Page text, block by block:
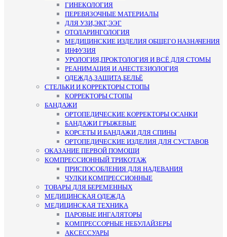
ГИНЕКОЛОГИЯ
ПЕРЕВЯЗОЧНЫЕ МАТЕРИАЛЫ
ДЛЯ УЗИ,ЭКГ,ЭЭГ
ОТОЛАРИНГОЛОГИЯ
МЕДИЦИНСКИЕ ИЗДЕЛИЯ ОБЩЕГО НАЗНАЧЕНИЯ
ИНФУЗИЯ
УРОЛОГИЯ,ПРОКТОЛОГИЯ И ВСЁ ДЛЯ СТОМЫ
РЕАНИМАЦИЯ И АНЕСТЕЗИОЛОГИЯ
ОДЕЖДА,ЗАЩИТА,БЕЛЬЁ
СТЕЛЬКИ И КОРРЕКТОРЫ СТОПЫ
КОРРЕКТОРЫ СТОПЫ
БАНДАЖИ
ОРТОПЕДИЧЕСКИЕ КОРРЕКТОРЫ ОСАНКИ
БАНДАЖИ ГРЫЖЕВЫЕ
КОРСЕТЫ И БАНДАЖИ ДЛЯ СПИНЫ
ОРТОПЕДИЧЕСКИЕ ИЗДЕЛИЯ ДЛЯ СУСТАВОВ
ОКАЗАНИЕ ПЕРВОЙ ПОМОЩИ
КОМПРЕССИОННЫЙ ТРИКОТАЖ
ПРИСПОСОБЛЕНИЯ ДЛЯ НАДЕВАНИЯ
ЧУЛКИ КОМПРЕССИОННЫЕ
ТОВАРЫ ДЛЯ БЕРЕМЕННЫХ
МЕДИЦИНСКАЯ ОДЕЖДА
МЕДИЦИНСКАЯ ТЕХНИКА
ПАРОВЫЕ ИНГАЛЯТОРЫ
КОМПРЕССОРНЫЕ НЕБУЛАЙЗЕРЫ
АКСЕССУАРЫ